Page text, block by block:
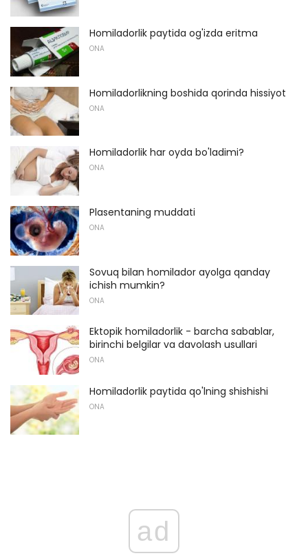
Homiladorlik paytida og'izda eritma
ONA
Homiladorlikning boshida qorinda hissiyot
ONA
Homiladorlik har oyda bo'ladimi?
ONA
Plasentaning muddati
ONA
Sovuq bilan homilador ayolga qanday
ichish mumkin?
ONA
Ektopik homiladorlik - barcha sabablar,
birinchi belgilar va davolash usullari
ONA
Homiladorlik paytida qo'lning shishishi
ONA
ad